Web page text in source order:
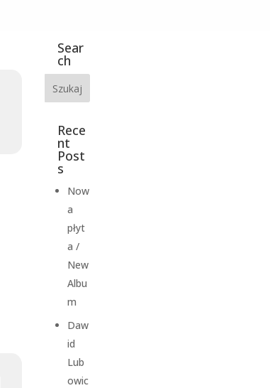
Sear
ch
Rece
nt
Post
s
Now
a
płyt
a /
New
Albu
m
Daw
id
Lub
owic